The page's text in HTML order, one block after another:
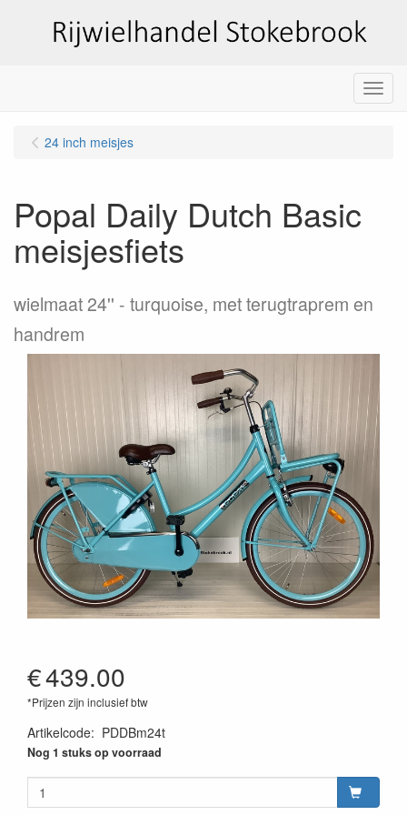
Menu
24 inch meisjes
Popal Daily Dutch Basic
meisjesfiets
wielmaat 24''
turquoise, met terugtraprem en
handrem
€439.00
*Prijzen zijn inclusief btw
Artikelcode: PDDBm24t
Nog 1 stuks op voorraad